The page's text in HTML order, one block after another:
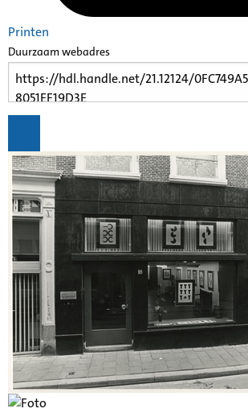
Printen
Duurzaam webadres